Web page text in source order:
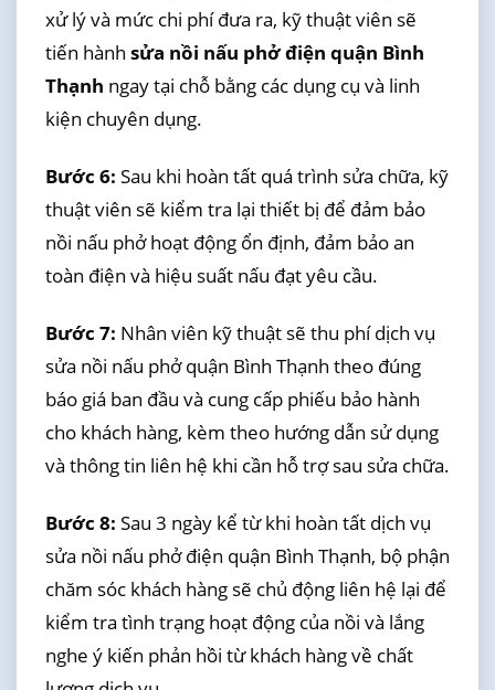
xử lý và mức chi phí đưa ra, kỹ thuật viên sẽ
tiến hành sửa nồi nấu phở điện quận Bình
Thạnh ngay tại chỗ bằng các dụng cụ và linh
kiện chuyên dụng.
Bước 6: Sau khi hoàn tất quá trình sửa chữa, kỹ
thuật viên sẽ kiểm tra lại thiết bị để đảm bảo
nồi nấu phở hoạt động ổn định, đảm bảo an
toàn điện và hiệu suất nấu đạt yêu cầu.
Bước 7: Nhân viên kỹ thuật sẽ thu phí dịch vụ
sửa nồi nấu phở quận Bình Thạnh theo đúng
báo giá ban đầu và cung cấp phiếu bảo hành
cho khách hàng, kèm theo hướng dẫn sử dụng
và thông tin liên hệ khi cần hỗ trợ sau sửa chữa.
Bước 8: Sau 3 ngày kể từ khi hoàn tất dịch vụ
sửa nồi nấu phở điện quận Bình Thạnh, bộ phận
chăm sóc khách hàng sẽ chủ động liên hệ lại để
kiểm tra tình trạng hoạt động của nồi và lắng
nghe ý kiến phản hồi từ khách hàng về chất